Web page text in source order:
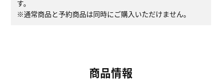
す。
※通常商品と予約商品は同時にご購入いただけません。
商品情報